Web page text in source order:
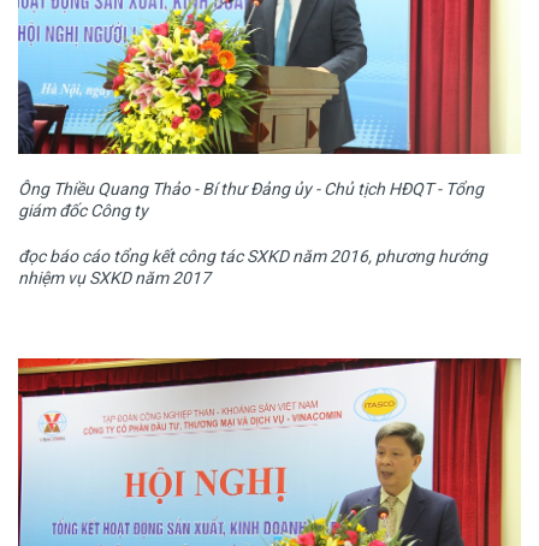
Ông Thiều Quang Thảo - Bí thư Đảng ủy - Chủ tịch HĐQT - Tổng
giám đốc Công ty
đọc báo cáo tổng kết công tác SXKD năm 2016, phương hướng
nhiệm vụ SXKD năm 2017